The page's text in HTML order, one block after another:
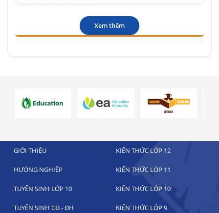
Xem thêm
GIỚI THIỆU KIẾN THỨC LỚP 12
HƯỚNG NGHIỆP KIẾN THỨC LỚP 11
TUYỂN SINH LỚP 10 KIẾN THỨC LỚP 10
TUYỂN SINH CĐ - ĐH KIẾN THỨC LỚP 9